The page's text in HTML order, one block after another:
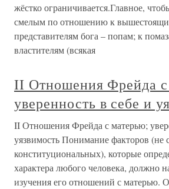
жёстко ограничивается.Главное,
смелым по отношению к
представителям бога – попам; к
властителям (всякая
II Отношения Фрейда
уверенность в себе и
II Отношения Фрейда с матерью;
уязвимость Понимание факторов (не
конституциональных), которые
характера любого человека, должно
изучения его отношений с матерью.